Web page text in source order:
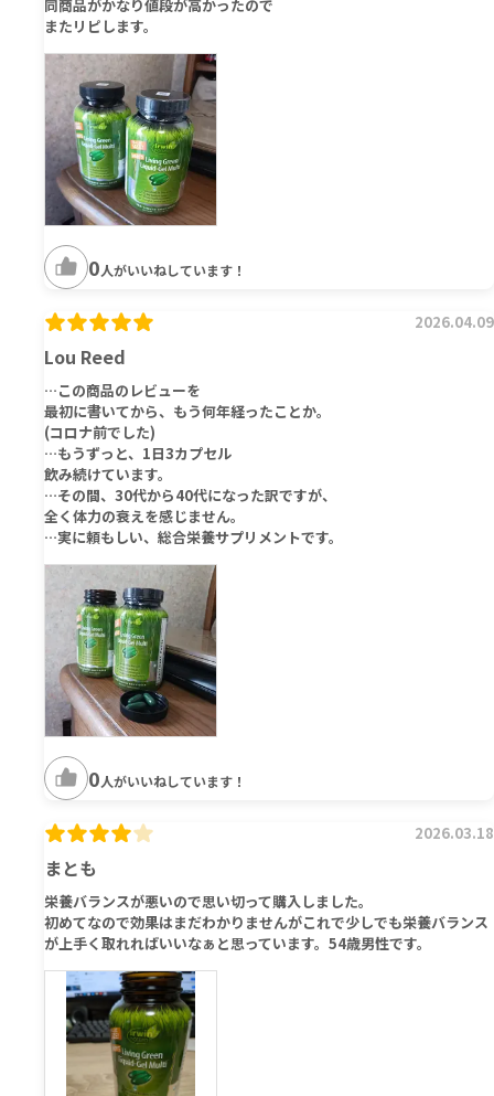
同商品がかなり値段が高かったので
またリピします。
0人がいいねしています！
Lou Reed
2026.04.09
…この商品のレビューを
最初に書いてから、もう何年経ったことか。
(コロナ前でした)
…もうずっと、1日3カプセル
飲み続けています。
…その間、30代から40代になった訳ですが、
全く体力の衰えを感じません。
…実に頼もしい、総合栄養サプリメントです。
0人がいいねしています！
まとも
2026.03.18
栄養バランスが悪いので思い切って購入しました。
初めてなので効果はまだわかりませんがこれで少しでも栄養バランス
が上手く取れればいいなぁと思っています。54歳男性です。